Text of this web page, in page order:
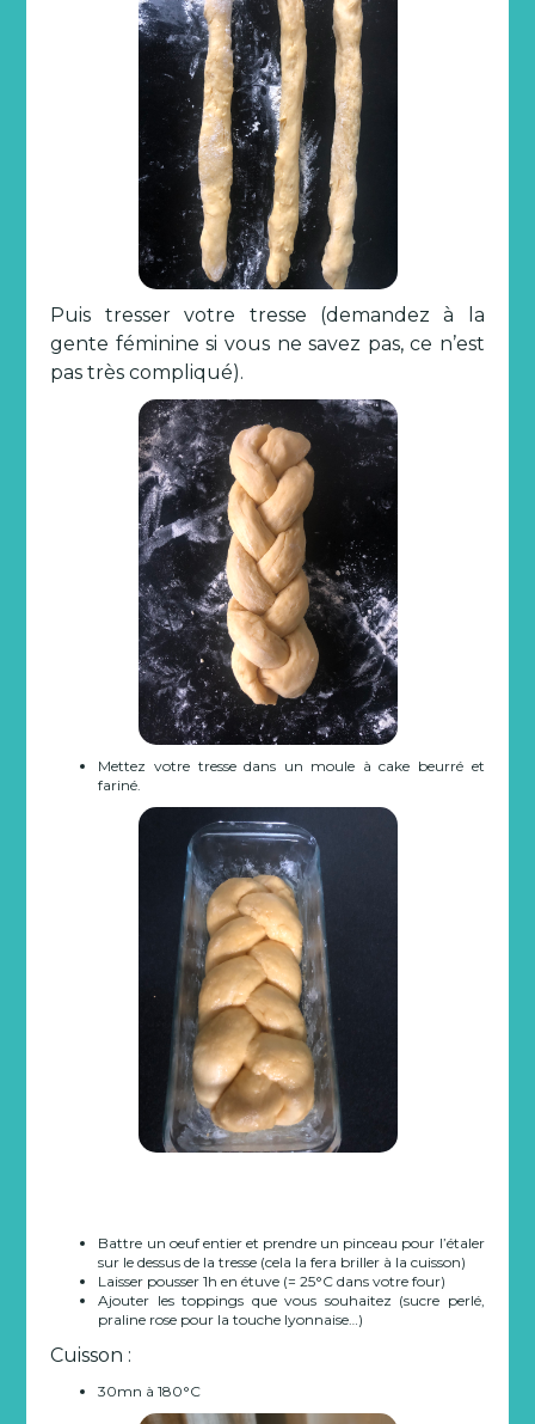
Puis tresser votre tresse (demandez à la
gente féminine si vous ne savez pas, ce n’est
pas très compliqué).
Mettez votre tresse dans un moule à cake beurré et
fariné.
Battre un oeuf entier et prendre un pinceau pour l’étaler
sur le dessus de la tresse (cela la fera briller à la cuisson)
Laisser pousser 1h en étuve (= 25°C dans votre four)
Ajouter les toppings que vous souhaitez (sucre perlé,
praline rose pour la touche lyonnaise…)
Cuisson :
30mn à 180°C